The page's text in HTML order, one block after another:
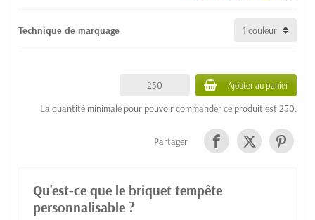
Technique de marquage
Ajouter au panier
La quantité minimale pour pouvoir commander ce produit est 250.
Partager
Qu'est-ce que le briquet tempête
personnalisable ?